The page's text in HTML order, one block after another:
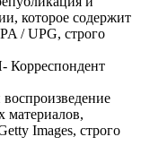
которое содержит
/ UPG, строго
Корреспондент
материалов,
Images, строго